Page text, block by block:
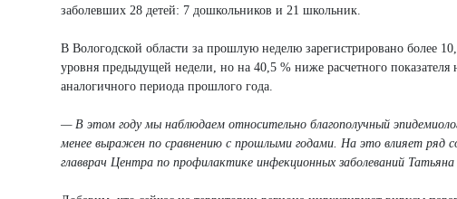
заболевших 28 детей: 7 дошкольников и 21 школьник.
В Вологодской области за прошлую неделю зарегистрировано более
уровня предыдущей недели, но на 40,5 % ниже расчетного
аналогичного периода прошлого года.
— В этом году мы наблюдаем относительно благополучный
менее выражен по сравнению с прошлыми годами. На это влияет ряд
главврач Центра по профилактике инфекционных заболеваний Татьяна